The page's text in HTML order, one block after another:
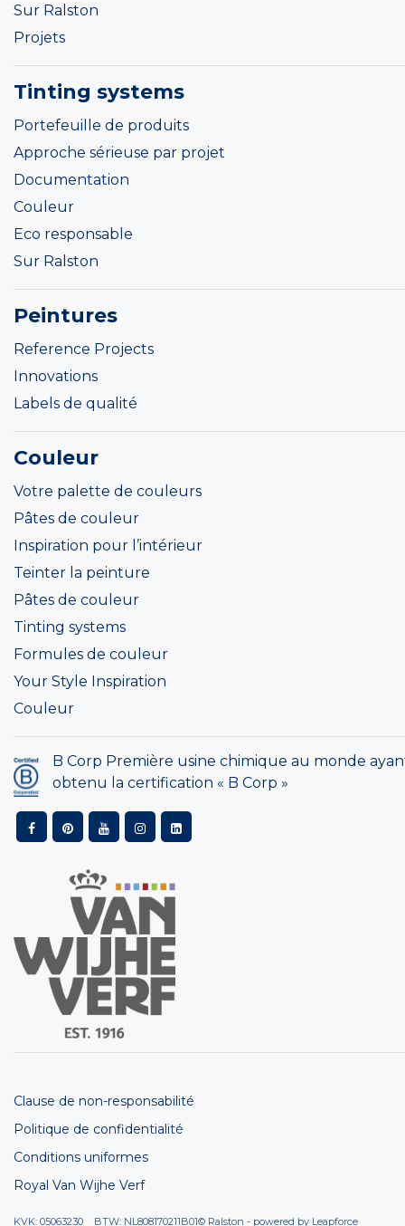
Sur Ralston
Projets
Tinting systems
Portefeuille de produits
Approche sérieuse par projet
Documentation
Couleur
Eco responsable
Sur Ralston
Peintures
Reference Projects
Innovations
Labels de qualité
Couleur
Votre palette de couleurs
Pâtes de couleur
Inspiration pour l’intérieur
Teinter la peinture
Pâtes de couleur
Tinting systems
Formules de couleur
Your Style Inspiration
Couleur
B Corp Première usine chimique au monde
obtenu la certification « B Corp »
Clause de non-responsabilité
Politique de confidentialité
Conditions uniformes
Royal Van Wijhe Verf
KVK: 05063230 BTW: NL808170211B01© Ralston - powered by Leapforce